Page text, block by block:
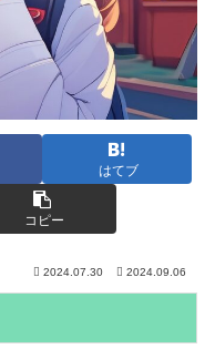
はてブ
コピー
2024.07.30 2024.09.06